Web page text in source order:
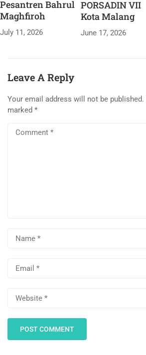
Pesantren Bahrul
Maghfiroh
July 11, 2026
PORSADIN VII
Kota Malang
June 17, 2026
Leave A Reply
Your email address will not be published.
marked *